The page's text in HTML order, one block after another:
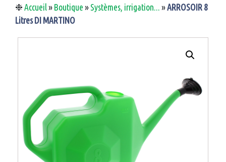
❉Accueil » Boutique » Systèmes, irrigation... »ARROSOIR 8
Litres DI MARTINO